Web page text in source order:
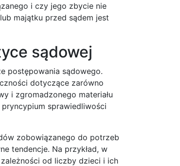
i czy jego zbycie nie
majątku przed sądem jest
sądowej
postępowania sądowego.
dotyczące zarówno
i zgromadzonego materiału
sprawiedliwości
zobowiązanego do potrzeb
tendencje. Na przykład, w
od liczby dzieci i ich